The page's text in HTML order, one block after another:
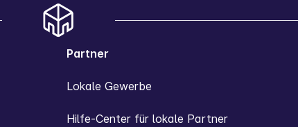
Partner
Lokale Gewerbe
Hilfe-Center für lokale Partner